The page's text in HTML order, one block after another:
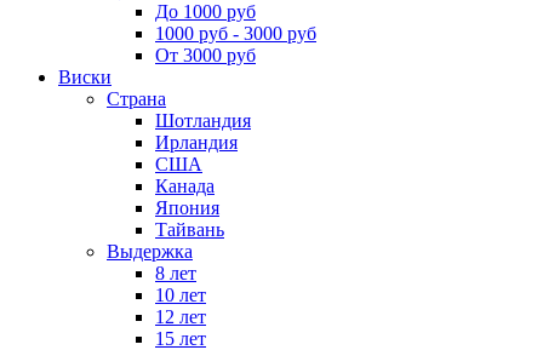
До 1000 руб
1000 руб - 3000 руб
От 3000 руб
Виски
Страна
Шотландия
Ирландия
США
Канада
Япония
Тайвань
Выдержка
8 лет
10 лет
12 лет
15 лет